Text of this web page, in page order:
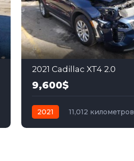
2021 Cadillac XT4 2.0
9,600$
2021
11,012 километров